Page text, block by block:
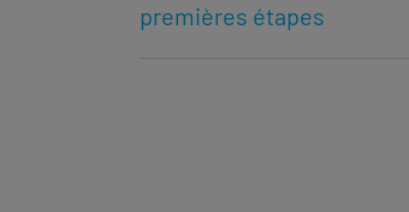
premières étapes